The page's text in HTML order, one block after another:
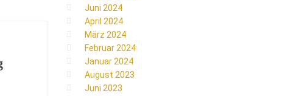
Juni 2024
April 2024
März 2024
Februar 2024
Januar 2024
August 2023
Juni 2023